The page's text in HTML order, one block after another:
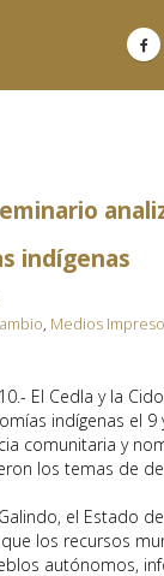
indígenas
, Medios
El Cedla y la
indígenas el 9
comunitaria y
los temas de
el Estado
los recursos
autónomos,